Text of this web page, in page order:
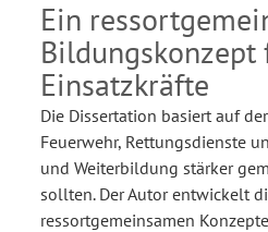
Ein
Bildungskonzept
Einsatzkräfte
Die Dissertation basiert auf
Feuerwehr, Rettungsdienste
und Weiterbildung stärker
sollten. Der Autor entwickelt
ressortgemeinsamen